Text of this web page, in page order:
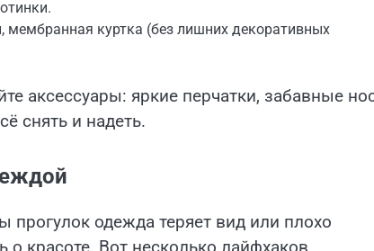
мембранная куртка (без лишних декоративных
аксессуары: яркие перчатки, забавные
снять и надеть.
прогулок одежда теряет вид или плохо